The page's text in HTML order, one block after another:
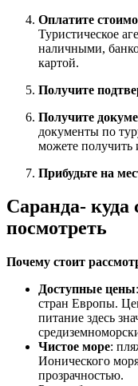
Оплатите
Туристическое
наличными,
картой.
Получите
Получите
документы по
можете
Прибудьте на
Саранда- куда
посмотреть
Почему стоит
Доступные цены:
стран Европы.
питание здесь
Чистое море:
Ионического
прозрачностью.